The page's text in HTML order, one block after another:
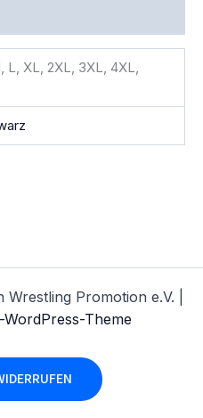
L, XL, 2XL, 3XL, 4XL,
Promotion e.V. |
WordPress-Theme